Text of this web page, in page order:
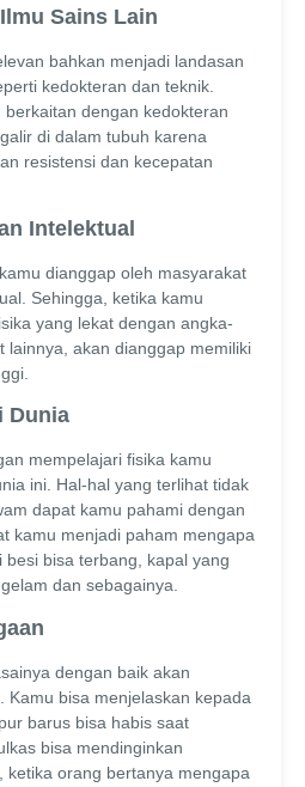
Sains Lain
bahkan menjadi landasan
kedokteran dan teknik.
dengan kedokteran
di dalam tubuh karena
resistensi dan kecepatan
Intelektual
dianggap oleh masyarakat
Sehingga, ketika kamu
yang lekat dengan angka-
lainnya, akan dianggap memiliki
Dunia
mempelajari fisika kamu
ini. Hal-hal yang terlihat tidak
dapat kamu pahami dengan
kamu menjadi paham mengapa
bisa terbang, kapal yang
dan sebagainya.
dengan baik akan
Kamu bisa menjelaskan kepada
barus bisa habis saat
bisa mendinginkan
ketika orang bertanya mengapa